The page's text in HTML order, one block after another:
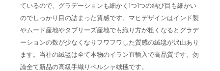
ているので、グラデーションも細かく1つ1つの結び目も細かい
のでしっかり目の詰まった質感です。マヒデザインはインド製
やムード産地やタブリーズ産地でも織り方が粗くなるとグラデ
ーションの数が少なくなりフワフワした質感の絨毯が沢山あり
ます。当社の絨毯は全て本物のイラン直輸入で高品質です。勿
論全て新品の高級手織りペルシャ絨毯です。